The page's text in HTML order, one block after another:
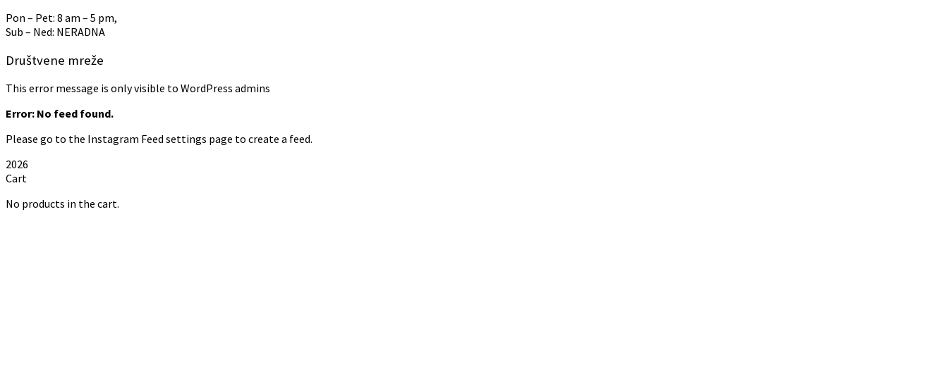
Pon – Pet: 8 am – 5 pm,
Sub – Ned: NERADNA
Društvene mreže
This error message is only visible to WordPress admins
Error: No feed found.
Please go to the Instagram Feed settings page to create a feed.
2026
Cart
No products in the cart.